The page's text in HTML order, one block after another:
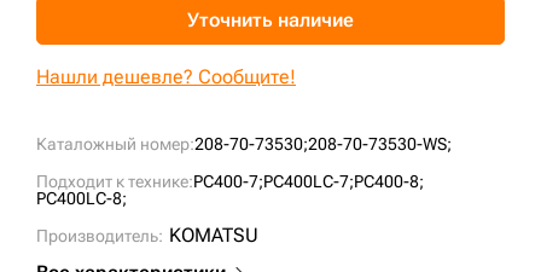
Каталожный номер:208-70-73530;208-70-73530-WS;
Подходит к технике:PC400-7;PC400LC-7;PC400-8;
PC400LC-8;
Производитель: KOMATSU
Уточнить наличие
Нашли дешевле? Сообщите!
+7 (499) 394-50-93